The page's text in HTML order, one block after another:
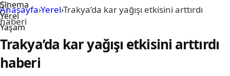
Sinema
Yerel
Yaşam
Anasayfa›Yerel›Trakya’da kar yağışı etkisini arttırdı
haberi
Trakya’da kar yağışı etkisini arttırdı
haberi